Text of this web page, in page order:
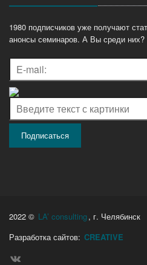
1980 подписчиков уже получают
анонсы семинаров. А Вы среди них?
2022 © LA’ consulting, г. Челябинск
Разработка сайтов: CREATIVE